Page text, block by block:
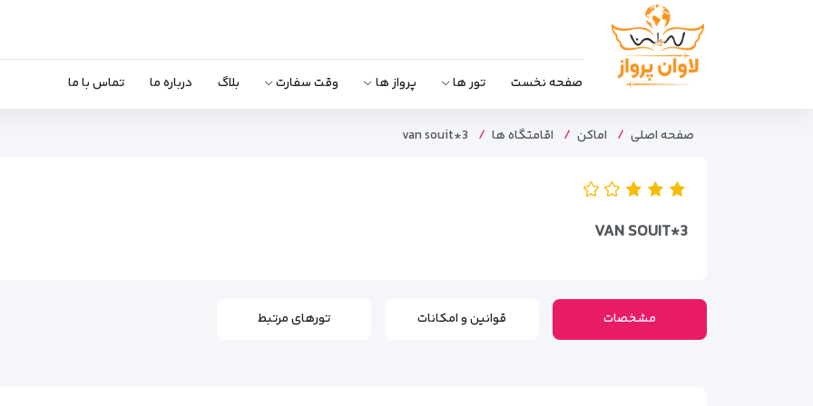
صفحه نخست تور ها پرواز ها وقت سفارت بلاگ درباره ما تماس با ما
صفحه اصلی اماکن اقامتگاه ها van souit*3
VAN SOUIT*3
مشخصات قوانین و امکانات تورهای مرتبط